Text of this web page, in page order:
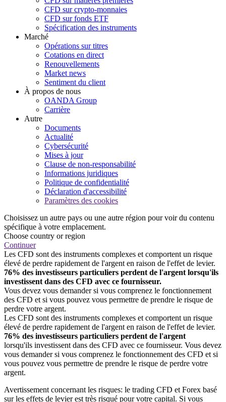
CFD sur crypto-monnaies
CFD sur fonds ETF
Spécification des instruments
Marché
Opérations sur titres
Cotations en direct
Renouvellements
Market news
Sentiment du client
À propos de nous
OANDA Group
Carrière
Autre
Documents
Actualité
Cybersécurité
Mises à jour
Clause de non-responsabilité
Informations juridiques
Politique de confidentialité
Déclaration d'accessibilité
Paramètres des cookies
Choisissez un autre pays ou une autre région pour voir du contenu
spécifique à votre emplacement.
Choose country or region
Continuer
Les CFD sont des instruments complexes et comportent un risque
élevé de perdre rapidement de l'argent en raison de l'effet de levier.
76% des investisseurs particuliers perdent de l'argent lorsqu'ils
investissent dans des CFD avec ce fournisseur.
Vous devez vous demander si vous comprenez le fonctionnement
des CFD et si vous pouvez vous permettre de prendre le risque de
perdre votre argent.
Les CFD sont des instruments complexes et comportent un risque
élevé de perdre rapidement de l'argent en raison de l'effet de levier.
76% des investisseurs particuliers perdent de l'argent
lorsqu'ils investissent dans des CFD avec ce fournisseur. Vous devez
vous demander si vous comprenez le fonctionnement des CFD et si
vous pouvez vous permettre de prendre le risque de perdre votre
argent.
Avertissement concernant les risques: le trading CFD et Forex basé
sur les effets de levier est très risqué pour votre capital. Si vous